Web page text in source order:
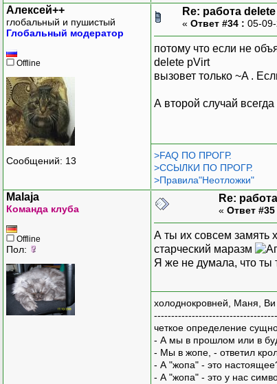
Алексей++
глобальный и пушистый
Глобальный модератор
Offline
Сообщений: 13
Re: работа delete
« Ответ #34 : 05-
потому что если не
delete pVirt
вызовет только ~A .
А второй случай
>FAQ ПО ПРОГР.
>ССЫЛКИ ПО ПРОГР.
>Правила"Неотложки"
Malaja
Команда клуба
Offline
Пол:
Re:
« Ответ #35
А ты их совсем замять
старческий маразм
Я же не думала, что ты
холоднокровней, Маня,
четкое определение
- А мы в прошлом или в
- Мы в жопе, - ответил
- А "жопа" - это
- А "жопа" - это у нас